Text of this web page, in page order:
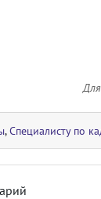
,Специалисту по